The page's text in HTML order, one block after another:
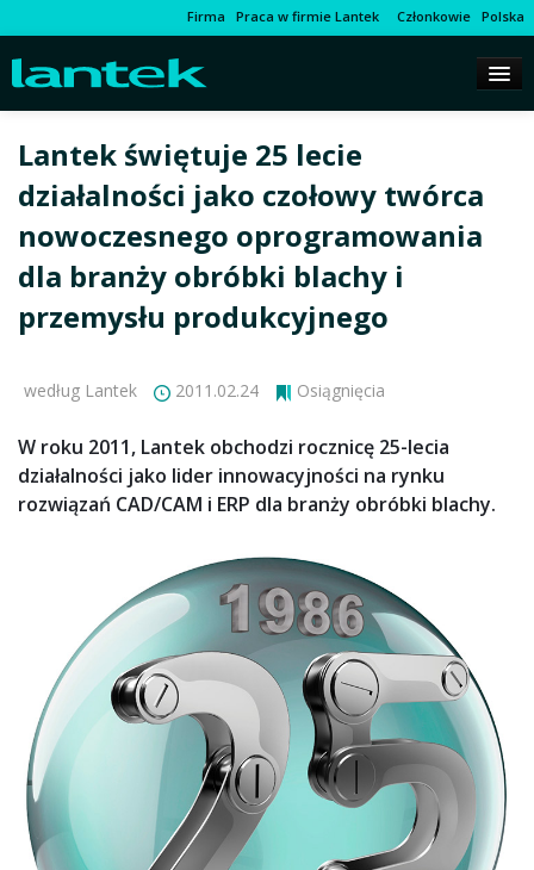
Firma Praca w firmie Lantek Członkowie Polska
Lantek świętuje 25 lecie
działalności jako czołowy twórca
nowoczesnego oprogramowania
dla branży obróbki blachy i
przemysłu produkcyjnego
według Lantek 2011.02.24 Osiągnięcia
W roku 2011, Lantek obchodzi rocznicę 25-lecia
działalności jako lider innowacyjności na rynku
rozwiązań CAD/CAM i ERP dla branży obróbki blachy.